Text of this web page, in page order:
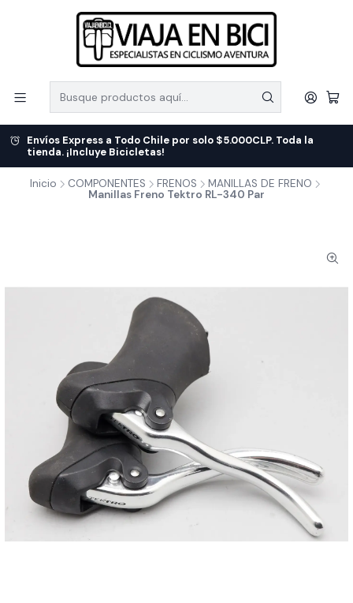
Envíos Express a Todo Chile por solo $5.000CLP. Toda la
tienda. ¡Incluye Bicicletas!
Inicio COMPONENTES FRENOS
MANILLAS DE FRENO
Manillas Freno Tektro RL-340 Par